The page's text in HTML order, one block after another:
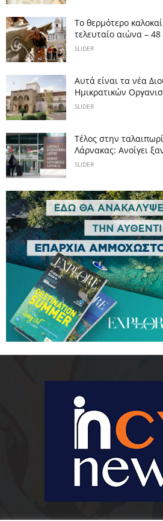
Το θερμότερο
τελευταίο αιώνα –
SLIDER
Αυτά είναι τα νέα
Ημικρατικών
SLIDER
Tέλος στην
Λάρνακας: Ανοίγει
SLIDER